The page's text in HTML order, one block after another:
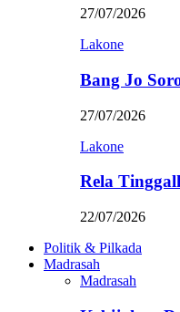
27/07/2026
Lakone
Bang Jo
27/07/2026
Lakone
Rela
22/07/2026
Politik & Pilkada
Madrasah
Madrasah